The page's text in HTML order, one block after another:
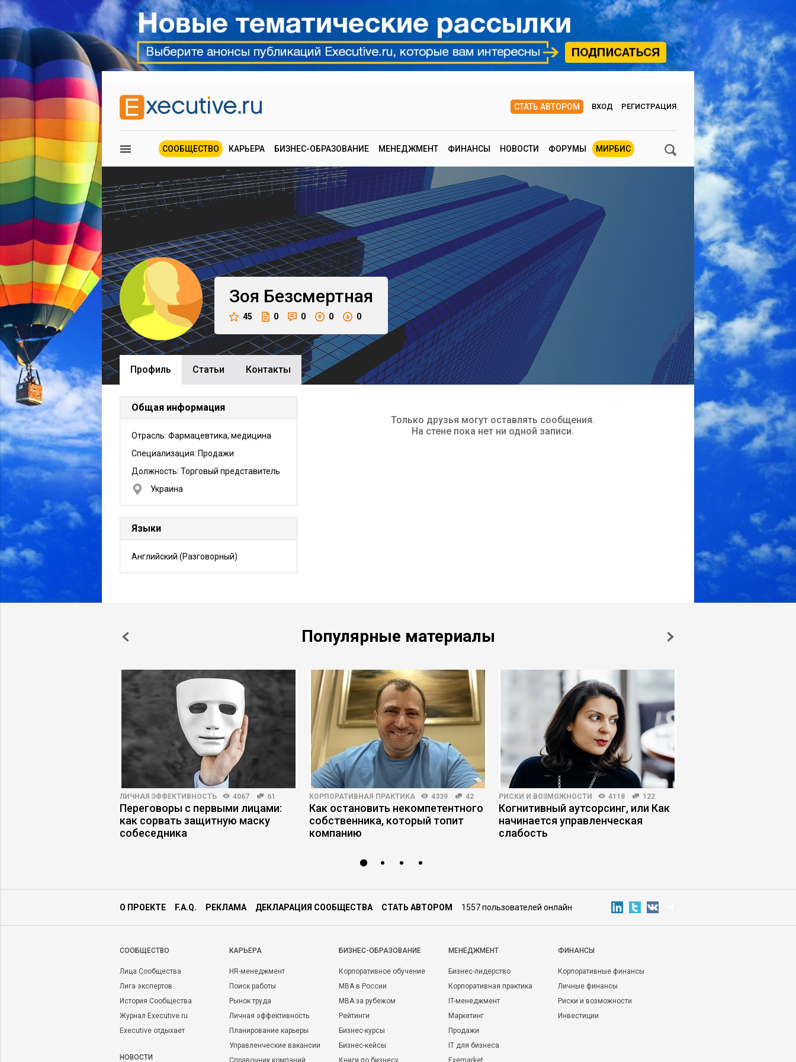
СТАТЬ АВТОРОМ ВХОД РЕГИСТРАЦИЯ
СООБЩЕСТВО КАРЬЕРА БИЗНЕС-ОБРАЗОВАНИЕ МЕНЕДЖМЕНТ ФИНАНСЫ НОВОСТИ ФОРУМЫ МИРБИС
Зоя Безсмертная
45 0 0 0 0
Профиль Cтатьи Контакты
Общая информация
Отрасль: Фармацевтика, медицина
Специализация: Продажи
Должность: Торговый представитель
Украина
Языки
Английский (Разговорный)
Только друзья могут оставлять сообщения.
На стене пока нет ни одной записи.
Популярные материалы
ЛИЧНАЯ ЭФФЕКТИВНОСТЬ 4067 61
Переговоры с первыми лицами:
как сорвать защитную маску
собеседника
КОРПОРАТИВНАЯ ПРАКТИКА 4339 42
Как остановить некомпетентного
собственника, который топит
компанию
РИСКИ И ВОЗМОЖНОСТИ 4118 122
Когнитивный аутсорсинг, или Как
начинается управленческая
слабость
О ПРОЕКТЕ F.A.Q. РЕКЛАМА ДЕКЛАРАЦИЯ СООБЩЕСТВА СТАТЬ АВТОРОМ 1557 пользователей онлайн
CООБЩЕСТВО
Лица Сообщества
Лига экспертов
История Сообщества
Журнал Executive.ru
Executive отдыхает
НОВОСТИ
КАРЬЕРА
HR-менеджмент
Поиск работы
Рынок труда
Личная эффективность
Планирование карьеры
Управленческие вакансии
Справочник компаний
БИЗНЕС-ОБРАЗОВАНИЕ
Корпоративное обучение
MBA в России
MBA за рубежом
Рейтинги
Бизнес-курсы
Бизнес-кейсы
Книги по бизнесу
МЕНЕДЖМЕНТ
Бизнес-лидерство
Корпоративная практика
IT-менеджмент
Маркетинг
Продажи
IT для бизнеса
Exemarket
ФИНАНСЫ
Корпоративные финансы
Личные финансы
Риски и возможности
Инвестиции